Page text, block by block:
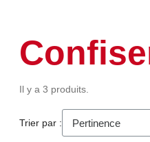
Il y a 3 produits.
Trier par :